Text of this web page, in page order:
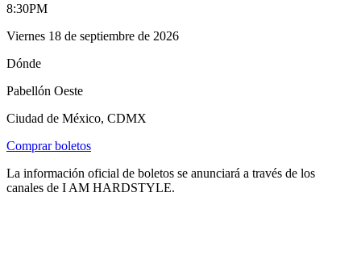
8:30PM
Viernes 18 de septiembre de 2026
Dónde
Pabellón Oeste
Ciudad de México, CDMX
Comprar boletos
La información oficial de boletos se anunciará a través de los
canales de I AM HARDSTYLE.